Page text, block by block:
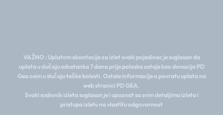
VAŽNO : Uplatom akontacije za izlet svaki pojedinac je suglasan da
uplata u slučaju odustanka 7 dana prije polaska ostaje kao donacija PD
Gea osim u slučaju teške bolesti. Ostale informacije o povratu uplata na
web stranici PD GEA.
Svaki sudionik izleta suglasan je i upoznat sa svim detaljima izleta i
pristupa izletu na vlastitu odgovornost